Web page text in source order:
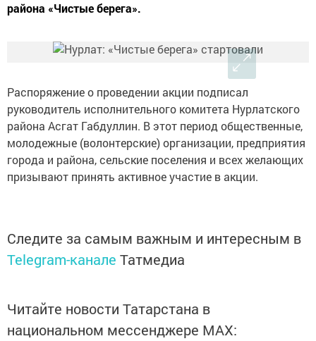
района «Чистые берега».
Распоряжение о проведении акции подписал
руководитель исполнительного комитета Нурлатского
района Асгат Габдуллин. В этот период общественные,
молодежные (волонтерские) организации, предприятия
города и района, сельские поселения и всех желающих
призывают принять активное участие в акции.
Следите за самым важным и интересным в
Telegram-канале Татмедиа
Читайте новости Татарстана в
национальном мессенджере MАХ: